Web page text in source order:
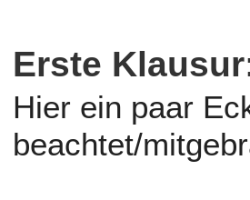
Erste
Hier ein paar
beachtet/